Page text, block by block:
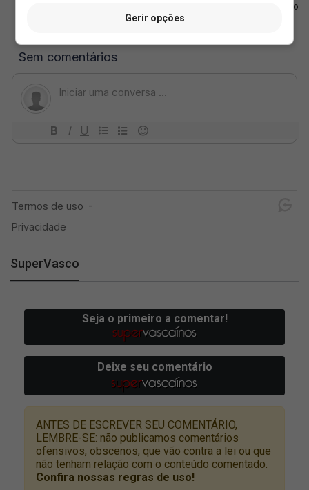
da situação
SuperVasco
Gerir opções